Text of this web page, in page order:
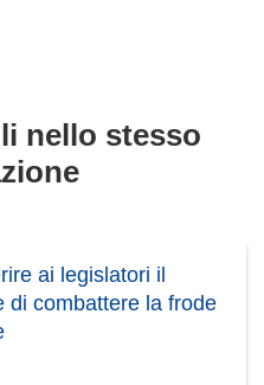
nello stesso
ai legislatori il
di combattere la frode